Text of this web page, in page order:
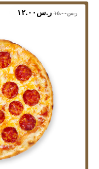
ر.س١٥.٠٠ ر.س ١٢.٠٠